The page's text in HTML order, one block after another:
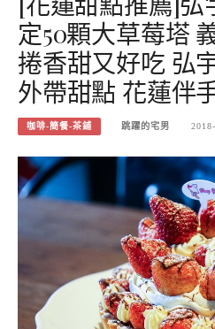
定50顆大草莓塔
捲香甜又好吃 弘
外帶甜點 花蓮伴
咖啡-簡餐-茶鋪 跳躍的宅男